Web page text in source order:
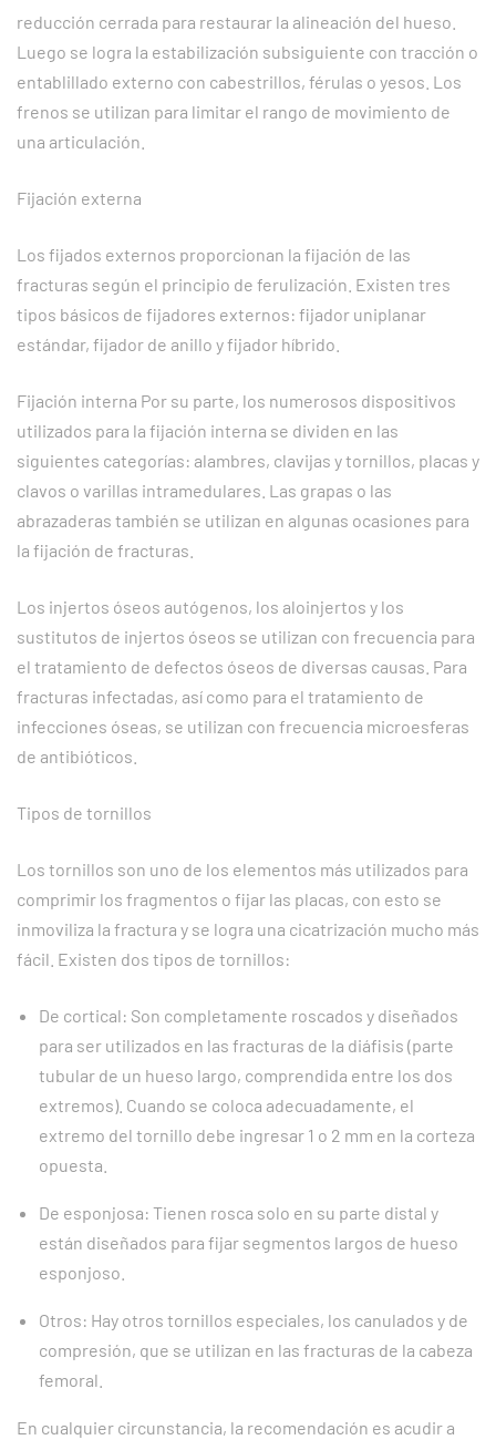
reducción cerrada para restaurar la alineación del hueso.
Luego se logra la estabilización subsiguiente con tracción o
entablillado externo con cabestrillos, férulas o yesos. Los
frenos se utilizan para limitar el rango de movimiento de
una articulación.
Fijación externa
Los fijados externos proporcionan la fijación de las
fracturas según el principio de ferulización. Existen tres
tipos básicos de fijadores externos: fijador uniplanar
estándar, fijador de anillo y fijador híbrido.
Fijación interna Por su parte, los numerosos dispositivos
utilizados para la fijación interna se dividen en las
siguientes categorías: alambres, clavijas y tornillos, placas y
clavos o varillas intramedulares. Las grapas o las
abrazaderas también se utilizan en algunas ocasiones para
la fijación de fracturas.
Los injertos óseos autógenos, los aloinjertos y los
sustitutos de injertos óseos se utilizan con frecuencia para
el tratamiento de defectos óseos de diversas causas. Para
fracturas infectadas, así como para el tratamiento de
infecciones óseas, se utilizan con frecuencia microesferas
de antibióticos.
Tipos de tornillos
Los tornillos son uno de los elementos más utilizados para
comprimir los fragmentos o fijar las placas, con esto se
inmoviliza la fractura y se logra una cicatrización mucho más
fácil. Existen dos tipos de tornillos:
De cortical: Son completamente roscados y diseñados
para ser utilizados en las fracturas de la diáfisis (parte
tubular de un hueso largo, comprendida entre los dos
extremos). Cuando se coloca adecuadamente, el
extremo del tornillo debe ingresar 1 o 2 mm en la corteza
opuesta.
De esponjosa: Tienen rosca solo en su parte distal y
están diseñados para fijar segmentos largos de hueso
esponjoso.
Otros: Hay otros tornillos especiales, los canulados y de
compresión, que se utilizan en las fracturas de la cabeza
femoral.
En cualquier circunstancia, la recomendación es acudir a